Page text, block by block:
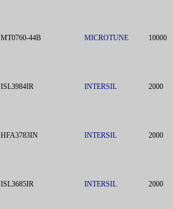
MT0760-44B MICROTUNE 10000
ISL3984IR INTERSIL 2000
HFA3783IN INTERSIL 2000
ISL3685IR INTERSIL 2000